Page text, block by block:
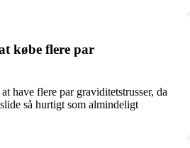
købe flere par
have flere par graviditetstrusser, da
så hurtigt som almindeligt